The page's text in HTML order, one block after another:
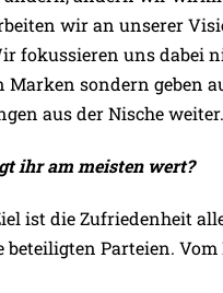
wir an unserer
fokussieren uns dabei
Marken sondern geben
aus der Nische weiter.
ihr am meisten wert?
ist die Zufriedenheit
beteiligten Parteien.